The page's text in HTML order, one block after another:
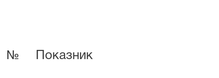
№ Показник